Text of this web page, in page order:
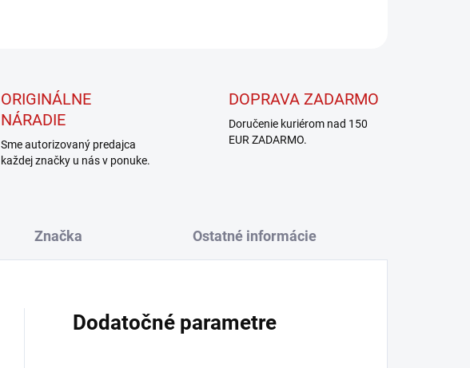
ORIGINÁLNE
NÁRADIE
Sme autorizovaný predajca
každej značky u nás v ponuke.
DOPRAVA ZADARMO
Doručenie kuriérom nad 150
EUR ZADARMO.
Značka Ostatné informácie
Dodatočné parametre